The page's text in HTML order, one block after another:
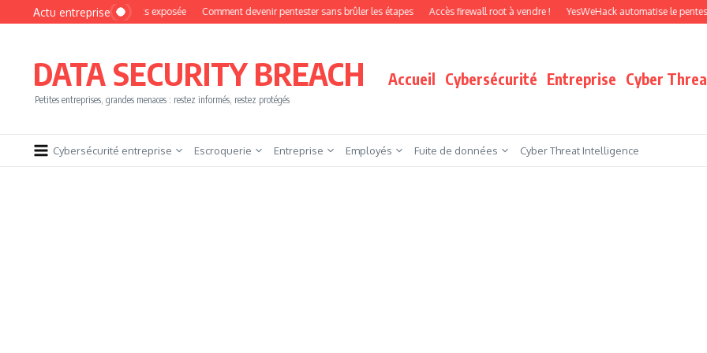
Aller au contenu
Actu entreprise
base de 16 272 clients exposée Comment devenir pentester sans brûler les étapes Accès firewall root à vendre ! YesWeHack automatise le pentest par
DATA SECURITY BREACH
Petites entreprises, grandes menaces : restez informés, restez protégés
Accueil Cybersécurité Entreprise Cyber
Cybersécurité entreprise Escroquerie Entreprise Employés Fuite de données Cyber Threat Intelligence